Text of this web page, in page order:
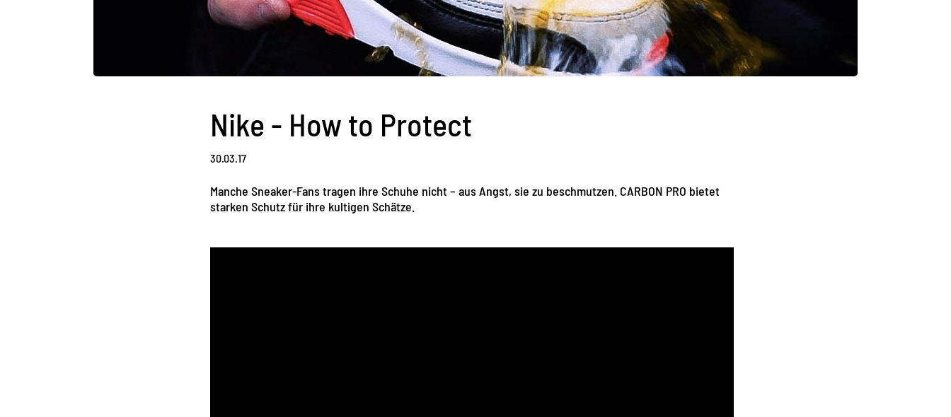
Nike - How to Protect
30.03.17
Manche Sneaker-Fans tragen ihre Schuhe nicht – aus Angst, sie zu beschmutzen. CARBON PRO bietet
starken Schutz für ihre kultigen Schätze.